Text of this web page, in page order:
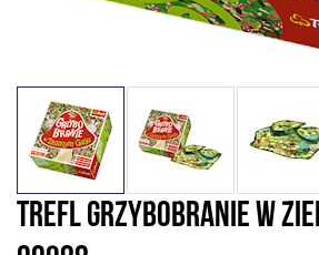
TREFL GRZYBOBRANIE W